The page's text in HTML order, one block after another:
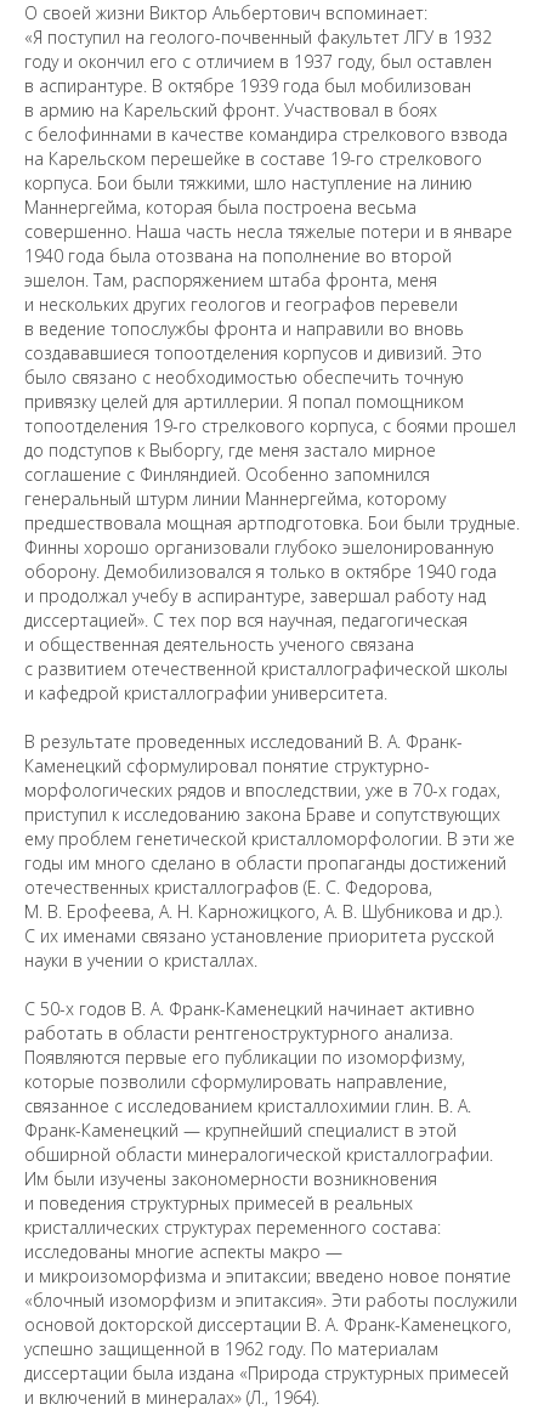
О своей жизни Виктор Альбертович вспоминает:
«Я поступил на геолого-почвенный факультет ЛГУ в 1932
году и окончил его с отличием в 1937 году, был оставлен
в аспирантуре. В октябре 1939 года был мобилизован
в армию на Карельский фронт. Участвовал в боях
с белофиннами в качестве командира стрелкового взвода
на Карельском перешейке в составе 19-го стрелкового
корпуса. Бои были тяжкими, шло наступление на линию
Маннергейма, которая была построена весьма
совершенно. Наша часть несла тяжелые потери и в январе
1940 года была отозвана на пополнение во второй
эшелон. Там, распоряжением штаба фронта, меня
и нескольких других геологов и географов перевели
в ведение топослужбы фронта и направили во вновь
создававшиеся топоотделения корпусов и дивизий. Это
было связано с необходимостью обеспечить точную
привязку целей для артиллерии. Я попал помощником
топоотделения 19-го стрелкового корпуса, с боями прошел
до подступов к Выборгу, где меня застало мирное
соглашение с Финляндией. Особенно запомнился
генеральный штурм линии Маннергейма, которому
предшествовала мощная артподготовка. Бои были трудные.
Финны хорошо организовали глубоко эшелонированную
оборону. Демобилизовался я только в октябре 1940 года
и продолжал учебу в аспирантуре, завершал работу над
диссертацией». С тех пор вся научная, педагогическая
и общественная деятельность ученого связана
с развитием отечественной кристаллографической школы
и кафедрой кристаллографии университета.
В результате проведенных исследований В. А. Франк-
Каменецкий сформулировал понятие структурно-
морфологических рядов и впоследствии, уже в 70-х годах,
приступил к исследованию закона Браве и сопутствующих
ему проблем генетической кристалломорфологии. В эти же
годы им много сделано в области пропаганды достижений
отечественных кристаллографов (Е. С. Федорова,
М. В. Ерофеева, А. Н. Карножицкого, А. В. Шубникова и др.).
С их именами связано установление приоритета русской
науки в учении о кристаллах.
С 50-х годов В. А. Франк-Каменецкий начинает активно
работать в области рентгеноструктурного анализа.
Появляются первые его публикации по изоморфизму,
которые позволили сформулировать направление,
связанное с исследованием кристаллохимии глин. В. А.
Франк-Каменецкий — крупнейший специалист в этой
обширной области минералогической кристаллографии.
Им были изучены закономерности возникновения
и поведения структурных примесей в реальных
кристаллических структурах переменного состава:
исследованы многие аспекты макро —
и микроизоморфизма и эпитаксии; введено новое понятие
«блочный изоморфизм и эпитаксия». Эти работы послужили
основой докторской диссертации В. А. Франк-Каменецкого,
успешно защищенной в 1962 году. По материалам
диссертации была издана «Природа структурных примесей
и включений в минералах» (Л., 1964).